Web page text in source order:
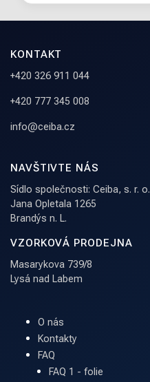
KONTAKT
+420 326 911 044
+420 777 345 008
info@ceiba.cz
NAVŠTIVTE NÁS
Sídlo společnosti: Ceiba, s. r. o.
Jana Opletala 1265
Brandýs n. L.
VZORKOVÁ PRODEJNA
Masarykova 739/8
Lysá nad Labem
O nás
Kontakty
FAQ
FAQ 1 - folie